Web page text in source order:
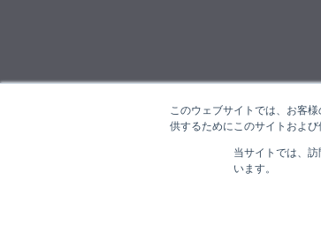
このウェブサイトでは、お客
供するためにこのサイトおよ
当サイトでは、
います。